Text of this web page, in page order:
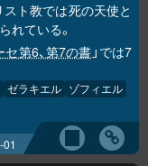
スト教では死の天使と
れている。
セ第6、第7の書 」では7
ゼラキエル ゾフィエル